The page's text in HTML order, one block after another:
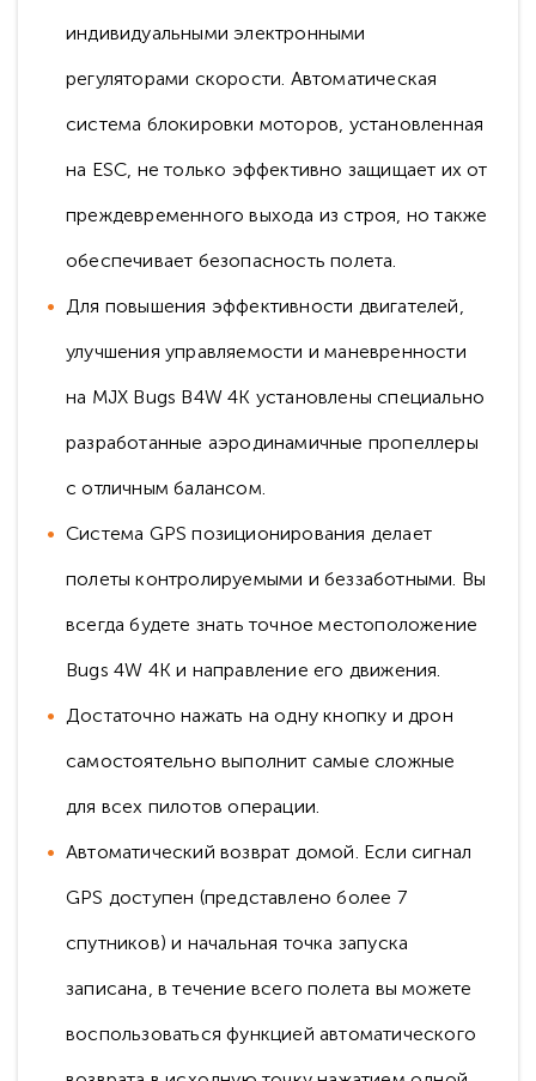
индивидуальными электронными
регуляторами скорости. Автоматическая
система блокировки моторов, установленная
на ESC, не только эффективно защищает их от
преждевременного выхода из строя, но также
обеспечивает безопасность полета.
Для повышения эффективности двигателей,
улучшения управляемости и маневренности
на MJX Bugs B4W 4K установлены специально
разработанные аэродинамичные пропеллеры
с отличным балансом.
Система GPS позиционирования делает
полеты контролируемыми и беззаботными. Вы
всегда будете знать точное местоположение
Bugs 4W 4K и направление его движения.
Достаточно нажать на одну кнопку и дрон
самостоятельно выполнит самые сложные
для всех пилотов операции.
Автоматический возврат домой. Если сигнал
GPS доступен (представлено более 7
спутников) и начальная точка запуска
записана, в течение всего полета вы можете
воспользоваться функцией автоматического